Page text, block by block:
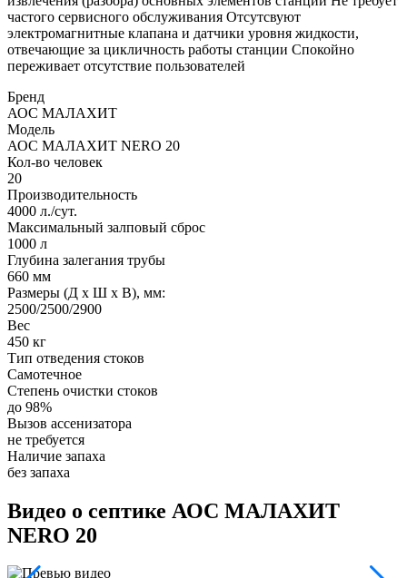
частого сервисного обслуживания Отсутсвуют
электромагнитные клапана и датчики уровня жидкости,
отвечающие за цикличность работы станции Спокойно
переживает отсутствие пользователей
Бренд
АОС МАЛАХИТ
Модель
АОС МАЛАХИТ NERO 20
Кол-во человек
20
Производительность
4000 л./сут.
Максимальный залповый сброс
1000 л
Глубина залегания трубы
660 мм
Размеры (Д х Ш х В), мм:
2500/2500/2900
Вес
450 кг
Тип отведения стоков
Самотечное
Степень очистки стоков
до 98%
Вызов ассенизатора
не требуется
Наличие запаха
без запаха
Видео о септике АОС МАЛАХИТ
NERO 20